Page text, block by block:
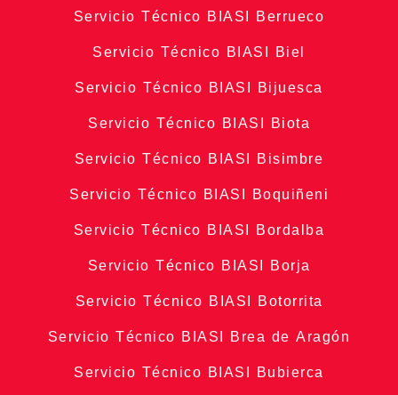
Servicio Técnico BIASI Berrueco
Servicio Técnico BIASI Biel
Servicio Técnico BIASI Bijuesca
Servicio Técnico BIASI Biota
Servicio Técnico BIASI Bisimbre
Servicio Técnico BIASI Boquiñeni
Servicio Técnico BIASI Bordalba
Servicio Técnico BIASI Borja
Servicio Técnico BIASI Botorrita
Servicio Técnico BIASI Brea de Aragón
Servicio Técnico BIASI Bubierca